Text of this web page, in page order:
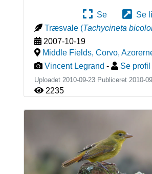
Se
Se
Træsvale (Tachycineta
2007-10-19
Middle Fields, Corvo,
Vincent Legrand - Se profil
Uploadet 2010-09-23 Publiceret 2010-
2235